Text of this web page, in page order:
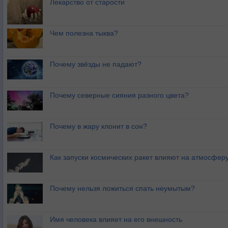
Лекарство от старости
Чем полезна тыква?
Почему звёзды не падают?
Почему северные сияния разного цвета?
Почему в жару клонит в сон?
Как запуски космических ракет влияют на
Почему нельзя ложиться спать неумытым?
Имя человека влияет на его внешность